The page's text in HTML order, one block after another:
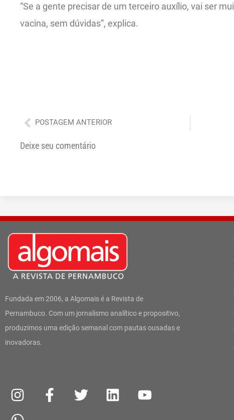
“Se a gente precisar de um terceiro auxílio, vai ser
vacina, sem dúvidas”, explica.
Anterior
POSTAGEM ANTERIOR
Deixe seu comentário
Fundada em 2006, a Algomais é a Revista de
Pernambuco. Com um jornalismo analítico e propositivo,
produzimos uma edição semanal com pautas ousadas e
inovadoras.
n
s
a
c
w
i
n
o
h
a